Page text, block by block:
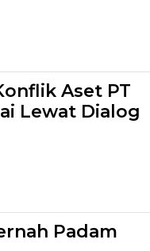
Aset PT
Lewat Dialog
Padam